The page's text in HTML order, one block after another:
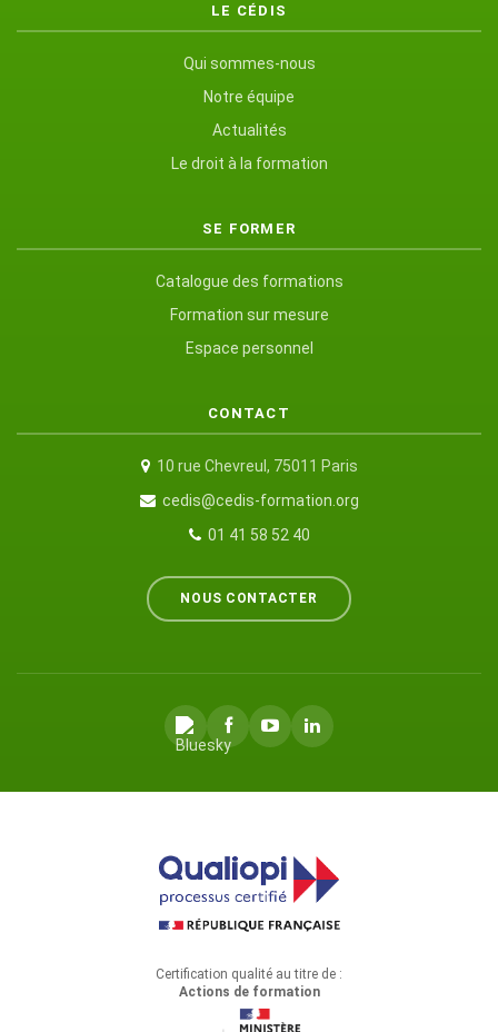
LE CÉDIS
Qui sommes-nous
Notre équipe
Actualités
Le droit à la formation
SE FORMER
Catalogue des formations
Formation sur mesure
Espace personnel
CONTACT
10 rue Chevreul, 75011 Paris
cedis@cedis-formation.org
01 41 58 52 40
NOUS CONTACTER
Certification qualité au titre de :
Actions de formation